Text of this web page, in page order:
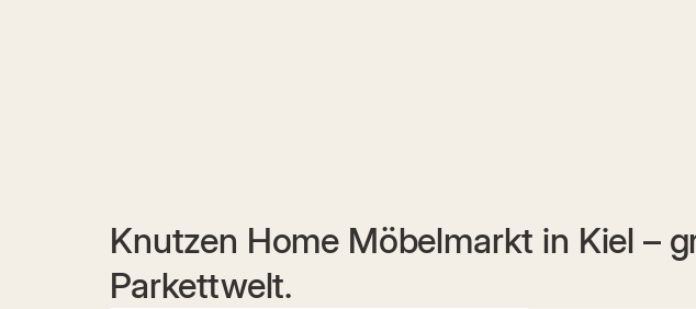
Knutzen Home Möbelmarkt in Kiel –
Parkettwelt.